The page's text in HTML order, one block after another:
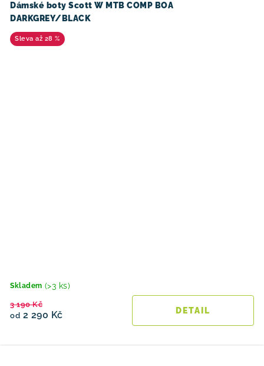
Dámské boty Scott W MTB COMP BOA
DARKGREY/BLACK
až 28 %
Skladem (>3 ks)
od 2 290 Kč
3 190 Kč